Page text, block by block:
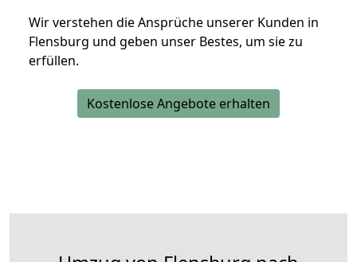
Wir verstehen die Ansprüche unserer Kunden in
Flensburg und geben unser Bestes, um sie zu
erfüllen.
Kostenlose Angebote erhalten